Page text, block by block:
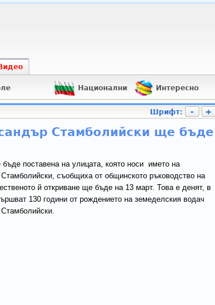
Видео
Национални Интересно
Шрифт: - +
Стамболийски ще бъде
поставена на улицата, която носи името на
съобщиха от общинското ръководство на
й откриване ще бъде на 13 март. Това е денят, в
130 години от рождението на земеделския водач